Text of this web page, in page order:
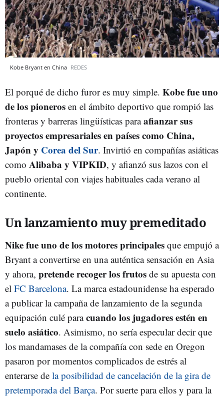
Kobe Bryant en China REDES
El porqué de dicho furor es muy simple. Kobe fue uno
de los pioneros en el ámbito deportivo que rompió las
fronteras y barreras lingüísticas paraafianzar sus
proyectos empresariales en países como China,
Japón y Corea del Sur. Invirtió en compañías asiáticas
como Alibaba y VIPKID, y afianzó sus lazos con el
pueblo oriental con viajes habituales cada verano al
continente.
Un lanzamiento muy premeditado
Nike fue uno de los motores principales que empujó a
Bryant a convertirse en una auténtica sensación en Asia
y ahora, pretende recoger los frutos de su apuesta con
el FC Barcelona. La marca estadounidense ha esperado
a publicar la campaña de lanzamiento de la segunda
equipación culé paracuando los jugadores estén en
suelo asiático. Asimismo, no sería especular decir que
los mandamases de la compañía con sede en Oregon
pasaron por momentos complicados de estrés al
enterarse de la posibilidad de cancelación de la gira de
pretemporada del Barça. Por suerte para ellos y para la